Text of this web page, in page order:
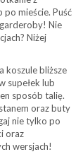
po mieście. Puść
Nie
Niżej
koszule bliższe
supełek lub
sposób talię.
oraz buty
nie tylko po
oraz
wersjach!